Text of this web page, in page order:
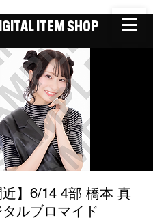
ITEM SHOP
近】6/14 4部 橋本 真
ルブロマイド